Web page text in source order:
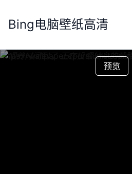
Bing电脑壁纸高清
https://
预览